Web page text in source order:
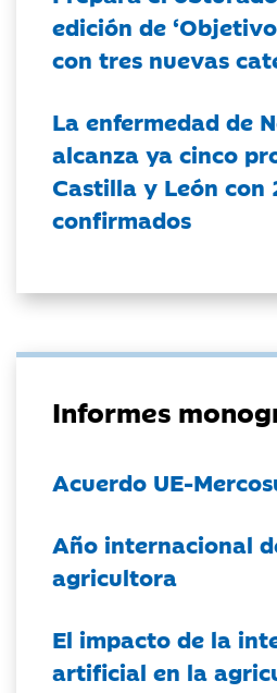
edición de
con tres nuevas
La enfermedad de
alcanza ya cinco
Castilla y León con
confirmados
Informes
Acuerdo UE-
Año internacional
agricultora
El impacto de la
artificial en la